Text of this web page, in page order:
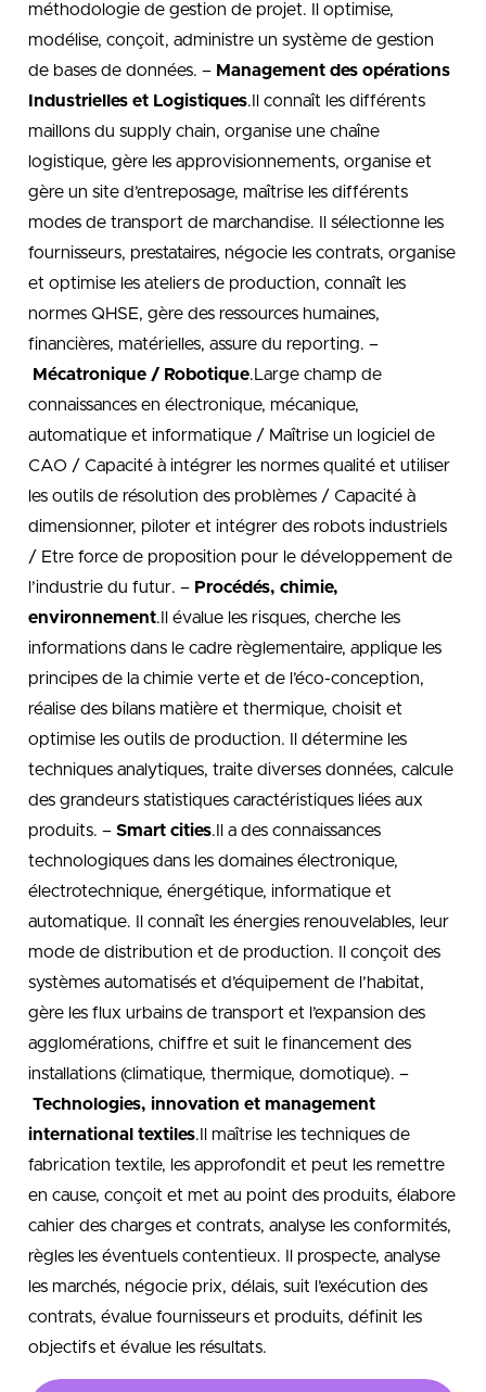
méthodologie de gestion de projet. Il optimise,
modélise, conçoit, administre un système de gestion
de bases de données. – Management des opérations
Industrielles et Logistiques.Il connaît les différents
maillons du supply chain, organise une chaîne
logistique, gère les approvisionnements, organise et
gère un site d’entreposage, maîtrise les différents
modes de transport de marchandise. Il sélectionne les
fournisseurs, prestataires, négocie les contrats, organise
et optimise les ateliers de production, connaît les
normes QHSE, gère des ressources humaines,
financières, matérielles, assure du reporting. –
Mécatronique / Robotique.Large champ de
connaissances en électronique, mécanique,
automatique et informatique / Maîtrise un logiciel de
CAO / Capacité à intégrer les normes qualité et utiliser
les outils de résolution des problèmes / Capacité à
dimensionner, piloter et intégrer des robots industriels
/ Etre force de proposition pour le développement de
l’industrie du futur. – Procédés, chimie,
environnement.Il évalue les risques, cherche les
informations dans le cadre règlementaire, applique les
principes de la chimie verte et de l’éco-conception,
réalise des bilans matière et thermique, choisit et
optimise les outils de production. Il détermine les
techniques analytiques, traite diverses données, calcule
des grandeurs statistiques caractéristiques liées aux
produits. – Smart cities.Il a des connaissances
technologiques dans les domaines électronique,
électrotechnique, énergétique, informatique et
automatique. Il connaît les énergies renouvelables, leur
mode de distribution et de production. Il conçoit des
systèmes automatisés et d’équipement de l’habitat,
gère les flux urbains de transport et l’expansion des
agglomérations, chiffre et suit le financement des
installations (climatique, thermique, domotique). –
Technologies, innovation et management
international textiles.Il maîtrise les techniques de
fabrication textile, les approfondit et peut les remettre
en cause, conçoit et met au point des produits, élabore
cahier des charges et contrats, analyse les conformités,
règles les éventuels contentieux. Il prospecte, analyse
les marchés, négocie prix, délais, suit l’exécution des
contrats, évalue fournisseurs et produits, définit les
objectifs et évalue les résultats.